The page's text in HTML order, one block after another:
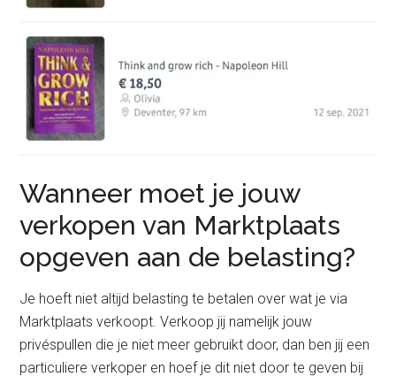
Wanneer moet je jouw
verkopen van Marktplaats
opgeven aan de belasting?
Je hoeft niet altijd belasting te betalen over wat je via
Marktplaats verkoopt. Verkoop jij namelijk jouw
privéspullen die je niet meer gebruikt door, dan ben jij een
particuliere verkoper en hoef je dit niet door te geven bij